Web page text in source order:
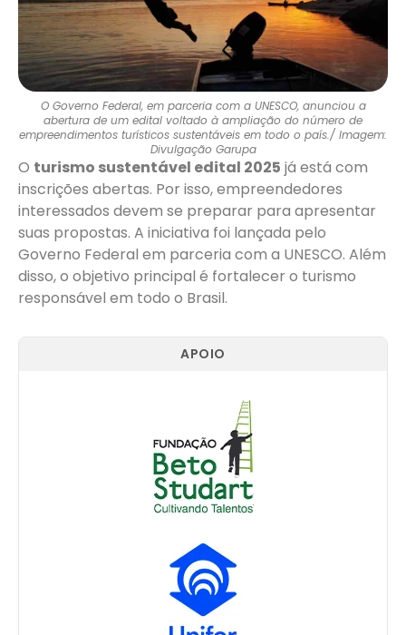
O Governo Federal, em parceria com a UNESCO, anunciou a
abertura de um edital voltado à ampliação do número de
empreendimentos turísticos sustentáveis em todo o país./ Imagem:
Divulgação Garupa
O turismo sustentável edital 2025 já está com
inscrições abertas. Por isso, empreendedores
interessados devem se preparar para apresentar
suas propostas. A iniciativa foi lançada pelo
Governo Federal em parceria com a UNESCO. Além
disso, o objetivo principal é fortalecer o turismo
responsável em todo o Brasil.
APOIO